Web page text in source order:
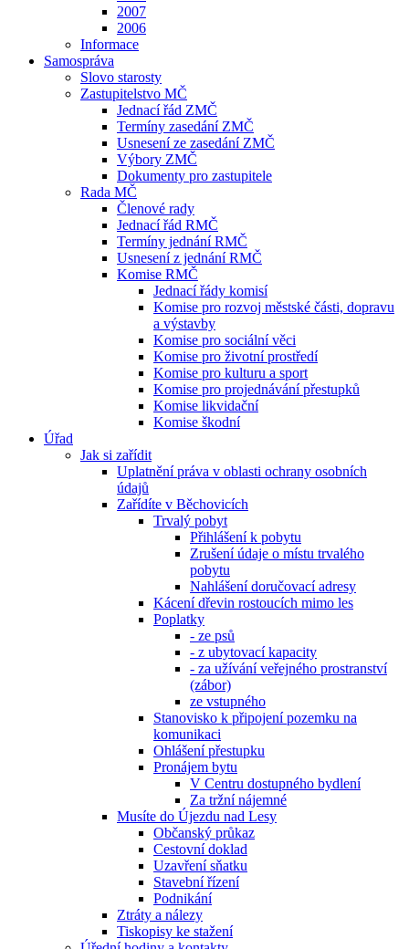
2007
2006
Informace
Samospráva
Slovo starosty
Zastupitelstvo MČ
Jednací řád ZMČ
Termíny zasedání ZMČ
Usnesení ze zasedání ZMČ
Výbory ZMČ
Dokumenty pro zastupitele
Rada MČ
Členové rady
Jednací řád RMČ
Termíny jednání RMČ
Usnesení z jednání RMČ
Komise RMČ
Jednací řády komisí
Komise pro rozvoj městské části, dopravu
a výstavby
Komise pro sociální věci
Komise pro životní prostředí
Komise pro kulturu a sport
Komise pro projednávání přestupků
Komise likvidační
Komise škodní
Úřad
Jak si zařídit
Uplatnění práva v oblasti ochrany osobních
údajů
Zařídíte v Běchovicích
Trvalý pobyt
Přihlášení k pobytu
Zrušení údaje o místu trvalého
pobytu
Nahlášení doručovací adresy
Kácení dřevin rostoucích mimo les
Poplatky
- ze psů
- z ubytovací kapacity
- za užívání veřejného prostranství
(zábor)
ze vstupného
Stanovisko k připojení pozemku na
komunikaci
Ohlášení přestupku
Pronájem bytu
V Centru dostupného bydlení
Za tržní nájemné
Musíte do Újezdu nad Lesy
Občanský průkaz
Cestovní doklad
Uzavření sňatku
Stavební řízení
Podnikání
Ztráty a nálezy
Tiskopisy ke stažení